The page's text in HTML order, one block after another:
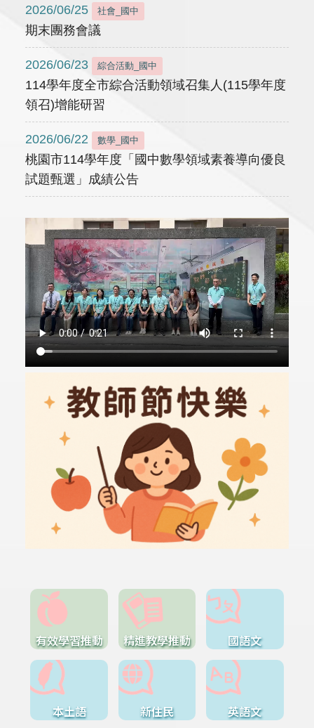
2026/06/25 社會_國中
期末團務會議
2026/06/23 綜合活動_國中
114學年度全市綜合活動領域召集人(115學年度
領召)增能研習
2026/06/22 數學_國中
桃園市114學年度「國中數學領域素養導向優良
試題甄選」成績公告
有效學習推動 精進教學推動 國語文
本土語 新住民 英語文